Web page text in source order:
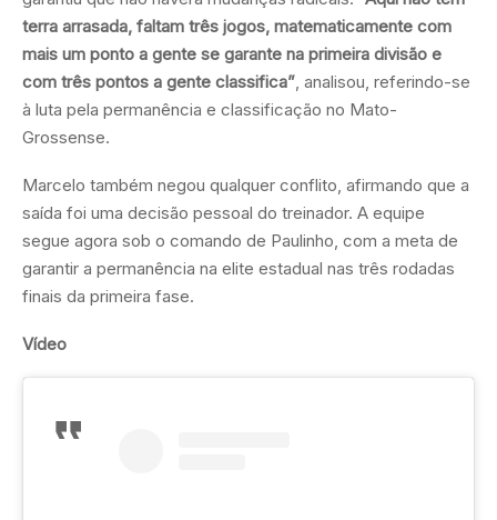
terra arrasada, faltam três jogos, matematicamente com
mais um ponto a gente se garante na primeira divisão e
com três pontos a gente classifica”, analisou, referindo-se
à luta pela permanência e classificação no Mato-
Grossense.
Marcelo também negou qualquer conflito, afirmando que a
saída foi uma decisão pessoal do treinador. A equipe
segue agora sob o comando de Paulinho, com a meta de
garantir a permanência na elite estadual nas três rodadas
finais da primeira fase.
Vídeo